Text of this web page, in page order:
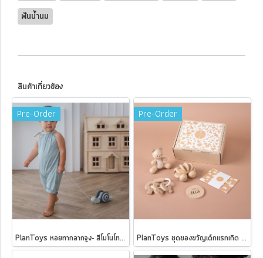
ฟันน้ำนม
สินค้าเกี่ยวข้อง
Pre-Order
PlanToys หอยทากลากจูง- สีโมโนโทน Pull-Along Snail Mono
Pre-Order
PlanToys ชุดของขวัญเด็กแรกเกิด - กระตุ้นการเคลื่อนไหว Baby Gift Set - Stimulability gross motor set